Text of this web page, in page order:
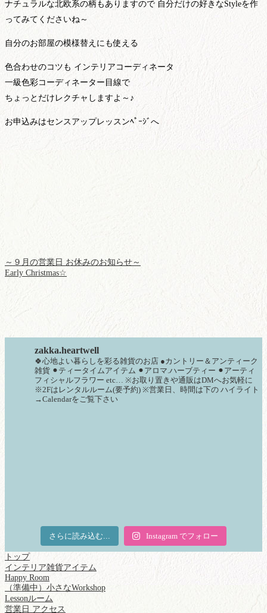
ナチュラルな北欧系の柄もありますので 自分だけの好きなStyleを作
ってみてくださいね～
自分のお部屋の模様替えにも使える
色合わせのコツも インテリアコーディネータ
一級色彩コーディネーター目線で
ちょっとだけレクチャしますよ～♪
お申込みはセンスアップレッスンﾍﾟｰｼﾞへ
～９月の営業日 お休みのお知らせ～
Early Christmas☆
zakka.heartwell
🍀心地よい暮らしを彩る雑貨のお店 ●カントリー＆アンティーク
雑貨 ⚫︎ティータイムアイテム ⚫︎アロマ.ハーブティー ⚫︎アーティ
フィシャルフラワー etc… ※お取り置きや通販はDMへお気軽に
※2Fはレンタルルーム(要予約) ※営業日、時間は下の ハイライト
→Calendarをご覧下さい
さらに読み込む... Instagram でフォロー
トップ
インテリア雑貨アイテム
Happy Room
（準備中）小さなWorkshop
Lessonルーム
営業日 アクセス